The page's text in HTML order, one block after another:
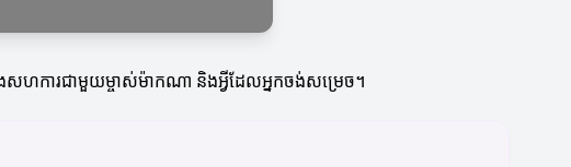
សហការជាមួយម្ចាស់ម៉ាកណា និងអ្វីដែលអ្នកចង់សម្រេច។